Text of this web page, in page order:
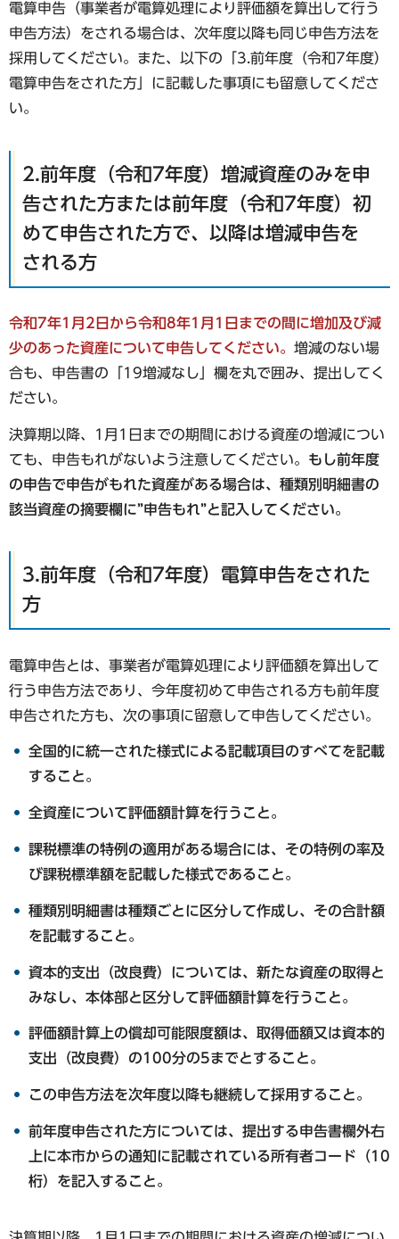
電算申告（事業者が電算処理により評価額を算出して行う
申告方法）をされる場合は、次年度以降も同じ申告方法を
採用してください。また、以下の「3.前年度（令和7年度）
電算申告をされた方」に記載した事項にも留意してくださ
い。
2.前年度（令和7年度）増減資産のみを申
告された方または前年度（令和7年度）初
めて申告された方で、以降は増減申告を
される方
令和7年1月2日から令和8年1月1日までの間に増加及び減
少のあった資産について申告してください。 増減のない場
合も、申告書の「19増減なし」欄を丸で囲み、提出してく
ださい。
決算期以降、1月1日までの期間における資産の増減につい
ても、申告もれがないよう注意してください。 もし前年度
の申告で申告がもれた資産がある場合は、種類別明細書の
該当資産の摘要欄に”申告もれ”と記入してください。
3.前年度（令和7年度）電算申告をされた
方
電算申告とは、事業者が電算処理により評価額を算出して
行う申告方法であり、今年度初めて申告される方も前年度
申告された方も、次の事項に留意して申告してください。
全国的に統一された様式による記載項目のすべてを記載
すること。
全資産について評価額計算を行うこと。
課税標準の特例の適用がある場合には、その特例の率及
び課税標準額を記載した様式であること。
種類別明細書は種類ごとに区分して作成し、その合計額
を記載すること。
資本的支出（改良費）については、新たな資産の取得と
みなし、本体部と区分して評価額計算を行うこと。
評価額計算上の償却可能限度額は、取得価額又は資本的
支出（改良費）の100分の5までとすること。
この申告方法を次年度以降も継続して採用すること。
前年度申告された方については、提出する申告書欄外右
上に本市からの通知に記載されている所有者コード（10
桁）を記入すること。